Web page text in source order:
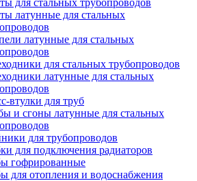
для стальных трубопроводов
латунные для стальных
латунные для стальных
для стальных трубопроводов
латунные для стальных
втулки для труб
и сгоны латунные для стальных
для трубопроводов
для подключения радиаторов
гофрированные
для отопления и водоснабжения